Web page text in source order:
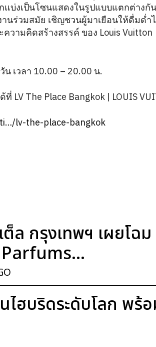
บ่งเป็นโซนแสดงในรูปแบบแตกต่างกั
นร่วมสมัย เชิญชวนผู้มาเยือนให้ดื่มด่ำ
วามคิดสร้างสรรค์ ของ Louis Vuitton
เวลา 10.00 – 20.00 น.
LV The Place Bangkok | LOUIS
lv-the-place-bangkok
ต็ล กรุงเทพฯ เผยโ
นไฮบริดระดับโลก พ